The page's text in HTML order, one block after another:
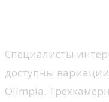
Специалисты
доступны
Olimpia.